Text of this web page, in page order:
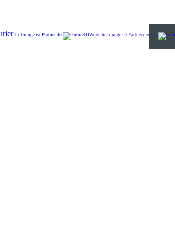
hr-lounge ist Partner der hr-lounge ist Partner der